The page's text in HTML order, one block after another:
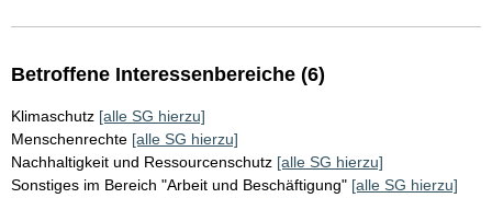
Betroffene Interessenbereiche (6)
Klimaschutz [alle SG hierzu]
Menschenrechte [alle SG hierzu]
Nachhaltigkeit und Ressourcenschutz [alle SG hierzu]
Sonstiges im Bereich "Arbeit und Beschäftigung" [alle SG hierzu]